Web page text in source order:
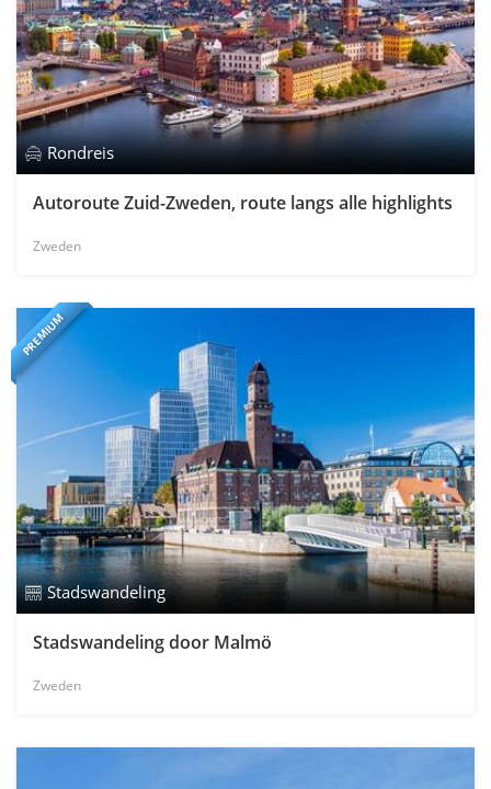
Rondreis
Autoroute Zuid-Zweden, route langs alle highlights
Zweden
PREMIUM
Stadswandeling
Stadswandeling door Malmö
Zweden